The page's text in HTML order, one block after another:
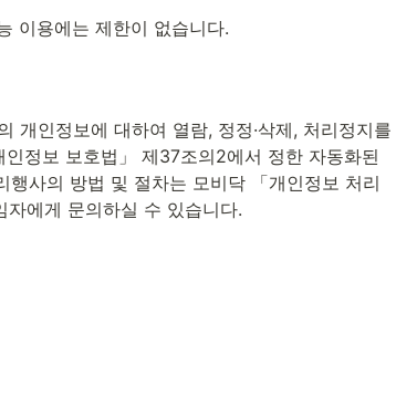
이용에는 제한이 없습니다.
개인정보에 대하여 열람, 정정·삭제, 처리정지를
정보 보호법」 제37조의2에서 정한 자동화된
행사의 방법 및 절차는 모비닥 「개인정보 처리
에게 문의하실 수 있습니다.